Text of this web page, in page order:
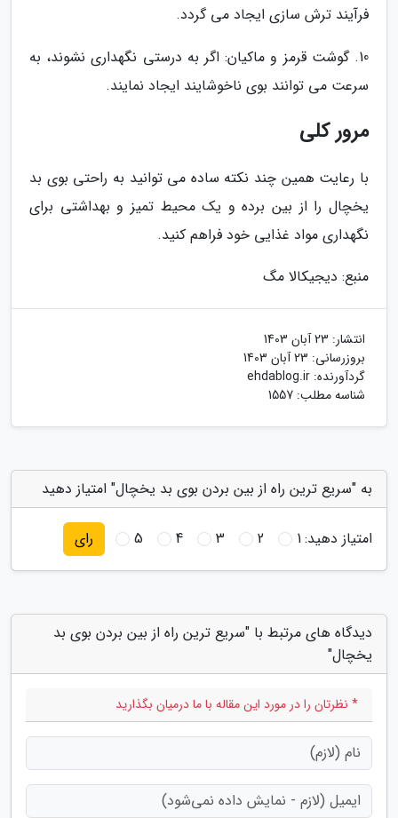
فرآیند ترش سازی ایجاد می گردد.
10. گوشت قرمز و ماکیان: اگر به درستی نگهداری نشوند، به
سرعت می توانند بوی ناخوشایند ایجاد نمایند.
مرور کلی
با رعایت همین چند نکته ساده می توانید به راحتی بوی بد
یخچال را از بین برده و یک محیط تمیز و بهداشتی برای
نگهداری مواد غذایی خود فراهم کنید.
منبع: دیجیکالا مگ
انتشار: 23 آبان 1403
بروزرسانی: 23 آبان 1403
گردآورنده: ehdablog.ir
شناسه مطلب: 1557
به "سریع ترین راه از بین بردن بوی بد یخچال" امتیاز دهید
امتیاز دهید:1
2
3
4
5 رای
دیدگاه های مرتبط با "سریع ترین راه از بین بردن بوی بد
یخچال"
* نظرتان را در مورد این مقاله با ما درمیان بگذارید